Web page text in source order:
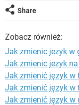
Share
Zobacz również:
Jak zmienic jezyk w
Jak zmienic jezyk
Jak zmienić język w
Jak zmienić język w
Jak zmienić język w